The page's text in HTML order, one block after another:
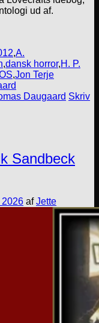
ud af.
,A.
,dansk horror,H. P.
,Jon Terje
Daugaard Skriv
Sandbeck
2026 afJette